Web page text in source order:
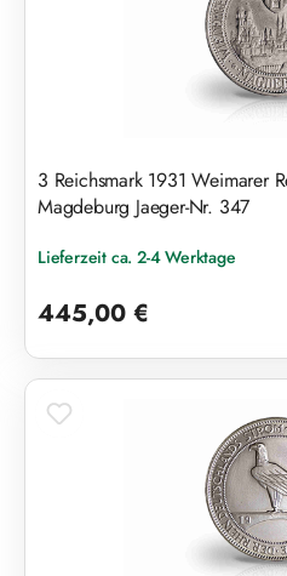
3 Reichsmark 1931 Weimarer
Magdeburg Jaeger-Nr. 347
Lieferzeit ca. 2-4 Werktage
445,00 €